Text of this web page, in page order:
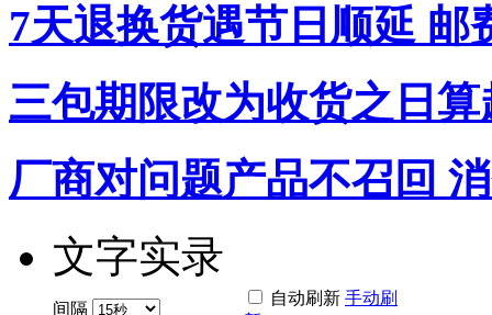
7天退换货遇节日顺延 邮
三包期限改为收货之日
厂商对问题产品不召回
文字实录
间隔
自动刷新 手动刷